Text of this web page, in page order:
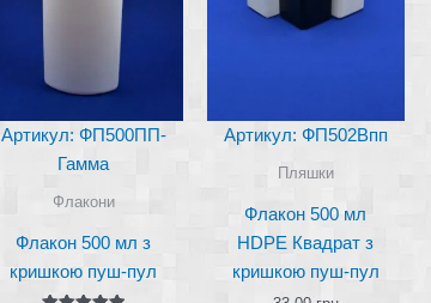
Артикул: ФП500ПП-
Гамма
Флакони
Флакон 500 мл з
кришкою пуш-пул
Артикул: ФП502Впп
Пляшки
Флакон 500 мл
HDPE Квадрат з
кришкою пуш-пул